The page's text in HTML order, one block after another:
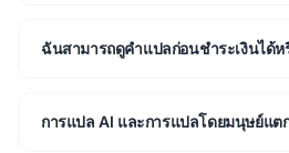
ฉันสามารถดูคำแปลก่อนชำระเงินได้ห
การแปล AI และการแปลโดยมนุษย์แต